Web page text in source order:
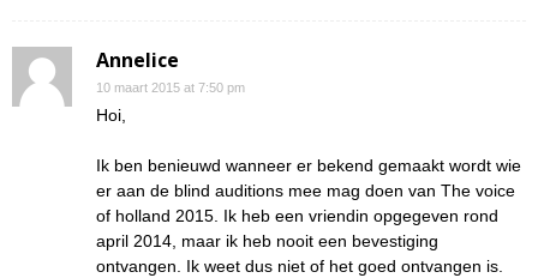
Annelice
10 maart 2015 at 7:50 pm
Hoi,
Ik ben benieuwd wanneer er bekend gemaakt wordt wie
er aan de blind auditions mee mag doen van The voice
of holland 2015. Ik heb een vriendin opgegeven rond
april 2014, maar ik heb nooit een bevestiging
ontvangen. Ik weet dus niet of het goed ontvangen is.